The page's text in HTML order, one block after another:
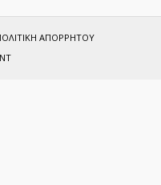
ΑΠΟΡΡΉΤΟΥ